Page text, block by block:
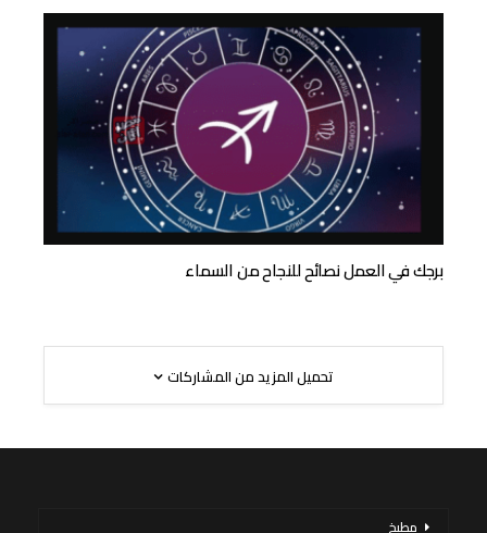
برجك في العمل نصائح للنجاح من السماء
تحميل المزيد من المشاركات
مطبخ